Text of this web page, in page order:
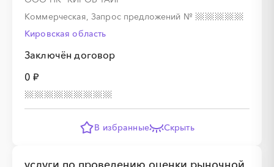
Коммерческая, Запрос предложений №
Кировская область
Заключён договор
0 ₽
В избранные Скрыть